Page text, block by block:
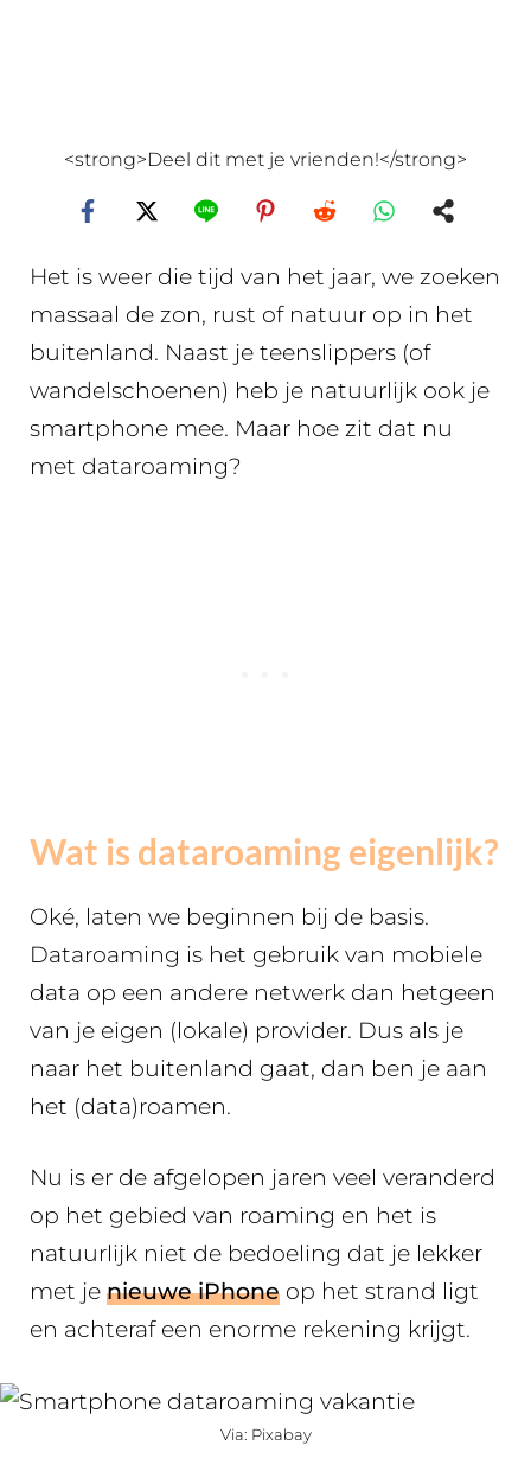
<strong>Deel dit met je vrienden!</strong>
Het is weer die tijd van het jaar, we zoeken
massaal de zon, rust of natuur op in het
buitenland. Naast je teenslippers (of
wandelschoenen) heb je natuurlijk ook je
smartphone mee. Maar hoe zit dat nu
met dataroaming?
Wat is dataroaming eigenlijk?
Oké, laten we beginnen bij de basis.
Dataroaming is het gebruik van mobiele
data op een andere netwerk dan hetgeen
van je eigen (lokale) provider. Dus als je
naar het buitenland gaat, dan ben je aan
het (data)roamen.
Nu is er de afgelopen jaren veel veranderd
op het gebied van roaming en het is
natuurlijk niet de bedoeling dat je lekker
met je nieuwe iPhone op het strand ligt
en achteraf een enorme rekening krijgt.
Via: Pixabay